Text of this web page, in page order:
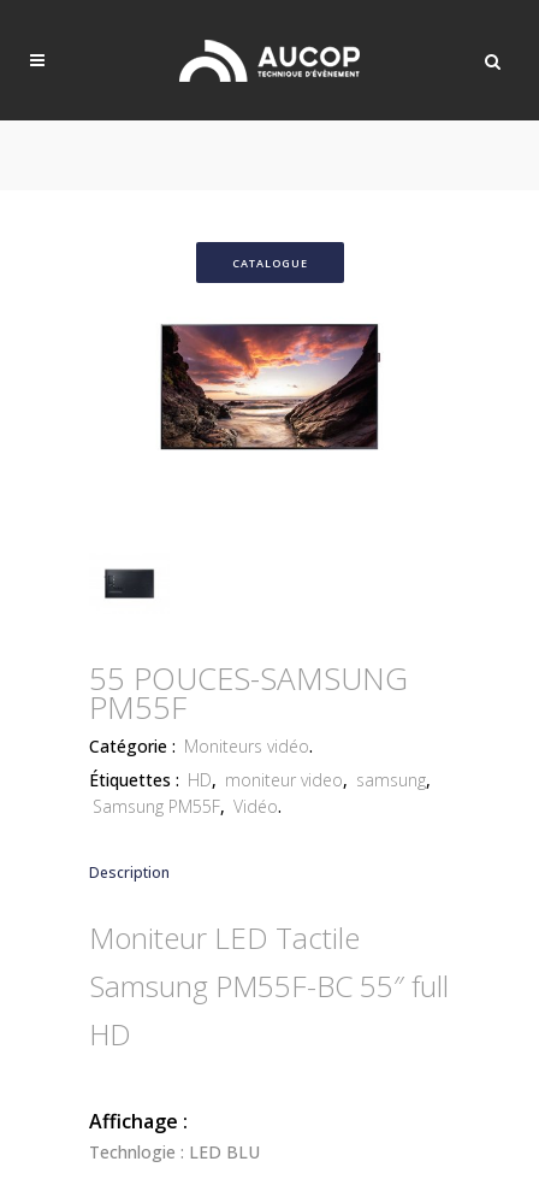
CATALOGUE
55 POUCES-SAMSUNG
PM55F
Catégorie : Moniteurs vidéo.
Étiquettes : HD, moniteur video, samsung,
Samsung PM55F, Vidéo.
Description
Moniteur LED Tactile
Samsung PM55F-BC 55″ full
HD
Affichage :
Technlogie : LED BLU